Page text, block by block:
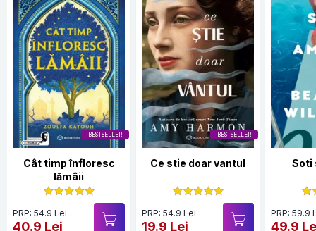
BESTSELLER
Cât timp înfloresc
lămâii
PRP: 54.9 Lei
40.9 Lei
BESTSELLER
Ce stie doar vantul
PRP: 54.9 Lei
19.9 Lei
Soti
PRP: 59.9
49.9